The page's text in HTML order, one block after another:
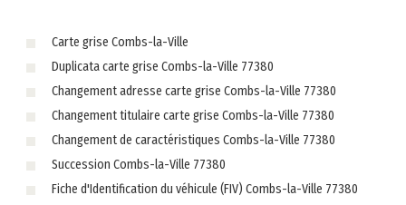
Carte grise Combs-la-Ville
Duplicata carte grise Combs-la-Ville 77380
Changement adresse carte grise Combs-la-Ville 77380
Changement titulaire carte grise Combs-la-Ville 77380
Changement de caractéristiques Combs-la-Ville 77380
Succession Combs-la-Ville 77380
Fiche d'Identification du véhicule (FIV) Combs-la-Ville 77380